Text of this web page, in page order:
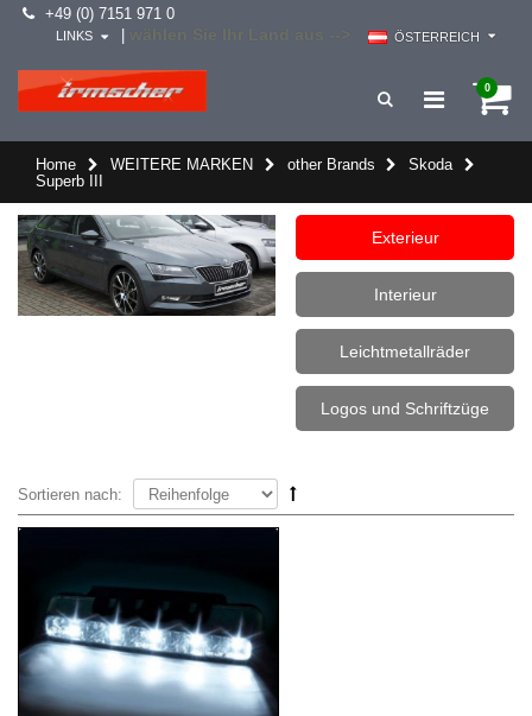
+49 (0) 7151 971 0
ÖSTERREICH
LINKS
0
Home WEITERE MARKEN other Brands
Skoda
Superb III
Exterieur
Interieur
Leichtmetallräder
Logos und Schriftzüge
Sortieren nach: